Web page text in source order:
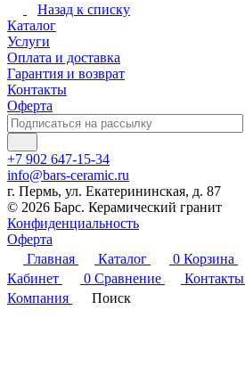
Назад к списку
Каталог
Услуги
Оплата и доставка
Гарантия и возврат
Контакты
Оферта
+7 902 647-15-34
info@bars-ceramic.ru
г. Пермь, ул. Екатерининская, д. 87
© 2026 Барс. Керамический гранит
Конфиденциальность
Оферта
Главная
Каталог 0 Корзина
Кабинет
0 Сравнение Контакты
Компания
Поиск